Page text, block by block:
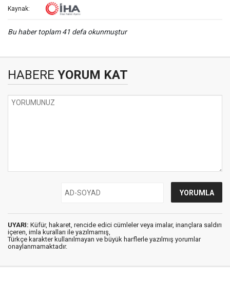
Kaynak:
Bu haber toplam 41 defa okunmuştur
HABERE YORUM KAT
UYARI: Küfür, hakaret, rencide edici cümleler veya imalar, inançlara saldırı
içeren, imla kuralları ile yazılmamış,
Türkçe karakter kullanılmayan ve büyük harflerle yazılmış yorumlar
onaylanmamaktadır.